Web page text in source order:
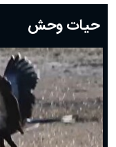
دعای روز بیستم ماه رمضان؛ ۱۹ اسفند
دعای روز هشتم ماه مبارک رمضان؛ ۷ اسفند
دعای روز هفتم ماه رمضان؛ ۶ اسفند ۱۴۰۴
دعای روز ششم ماه رمضان؛ ۵ اسفند ۱۴۰۴
دعای روز پنجم ماه رمضان؛ ۴ اسفند ۱۴۰۴
دعای روز چهارم ماه مبارک رمضان؛ ۳
دعای روز سوم ماه مبارک رمضان؛ ۱۴
دعای روز دوم ماه مبارک رمضان ۱ اسفند
حیات وحش